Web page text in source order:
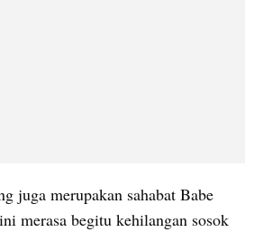
juga merupakan sahabat Babe
merasa begitu kehilangan sosok